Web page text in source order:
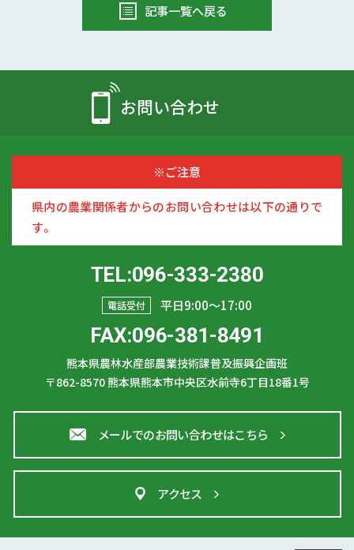
記事一覧へ戻る
お問い合わせ
※ご注意
県内の農業関係者からのお問い合わせは以下の通りで
す。
TEL:096-333-2380
電話受付 平日9:00〜17:00
FAX:096-381-8491
熊本県農林水産部農業技術課普及振興企画班
〒862-8570熊本県熊本市中央区水前寺6丁目18番1号
メールでのお問い合わせはこちら
アクセス